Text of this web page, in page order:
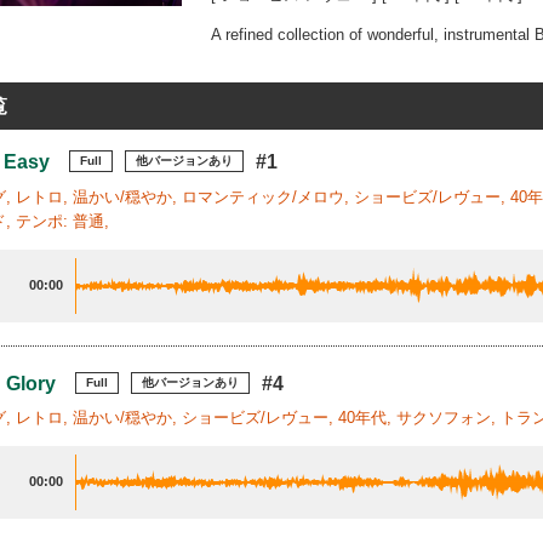
A refined collection of wonderful, instrumental
Easy Full 他バージョンあり #1
, レトロ, 温かい/穏やか, ロマンティック/メロウ, ショービズ/レヴュー, 40
, テンポ: 普通,
00:00
Glory Full 他バージョンあり #4
, レトロ, 温かい/穏やか, ショービズ/レヴュー, 40年代, サクソフォン, ト
00:00